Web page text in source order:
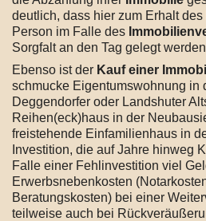
deutlich, dass hier zum Erhalt
Person im Falle des
Sorgfalt an den Tag gelegt
Ebenso ist der Kauf einer
schmucke Eigentumswohnung in
Deggendorfer oder Landshuter
Reihen(eck)haus in der
freistehende Einfamilienhaus in
Investition, die auf Jahre hinweg
Falle einer Fehlinvestition viel
Erwerbsnebenkosten
Beratungskosten) bei einer
teilweise auch bei